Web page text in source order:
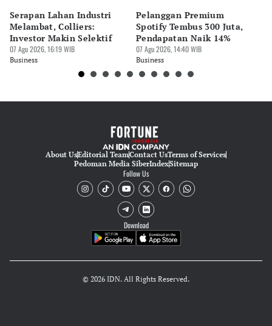
Serapan Lahan Industri
Melambat, Colliers:
Investor Makin Selektif
07 Agu 2026, 16:19 WIB
Business
Pelanggan Premium
Spotify Tembus 300 Juta,
Pendapatan Naik 14%
07 Agu 2026, 14:40 WIB
Business
About UsEditorial TeamContact UsTerms of Services
Pedoman Media SiberIndexSitemap
Follow Us
Download
© 2026 IDN. All Rights Reserved.